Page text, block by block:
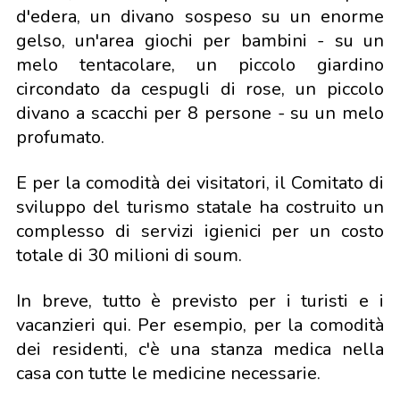
d'edera, un divano sospeso su un enorme
gelso, un'area giochi per bambini - su un
melo tentacolare, un piccolo giardino
circondato da cespugli di rose, un piccolo
divano a scacchi per 8 persone - su un melo
profumato.
E per la comodità dei visitatori, il Comitato di
sviluppo del turismo statale ha costruito un
complesso di servizi igienici per un costo
totale di 30 milioni di soum.
In breve, tutto è previsto per i turisti e i
vacanzieri qui. Per esempio, per la comodità
dei residenti, c'è una stanza medica nella
casa con tutte le medicine necessarie.